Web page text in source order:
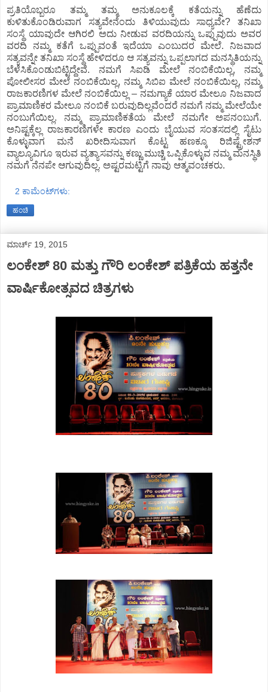
ಪ್ರತಿಯೊಬ್ಬರೂ ತಮ್ಮ ತಮ್ಮ ಅನುಕೂಲಕ್ಕೆ ಕತೆಯನ್ನು ಹೆಣೆದು
ಕುಳಿತುಕೊಂಡಿರುವಾಗ ಸತ್ಯವೇನೆಂದು ತಿಳಿಯುವುದು ಸಾಧ್ಯವೇ? ತನಿಖಾ
ಸಂಸ್ಥೆ ಯಾವುದೇ ಆಗಿರಲಿ ಅದು ನೀಡುವ ವರದಿಯನ್ನು ಒಪ್ಪುವುದು ಅವರ
ವರದಿ ನಮ್ಮ ಕತೆಗೆ ಒಪ್ಪುವಂತೆ ಇದೆಯಾ ಎಂಬುದರ ಮೇಲೆ. ನಿಜವಾದ
ಸತ್ಯವನ್ನೇ ತನಿಖಾ ಸಂಸ್ಥೆ ಹೇಳಿದರೂ ಆ ಸತ್ಯವನ್ನು ಒಪ್ಪಲಾಗದ ಮನಸ್ಥಿತಿಯನ್ನು
ಬೆಳೆಸಿಕೊಂಡುಬಿಟ್ಟಿದ್ದೇವೆ. ನಮಗೆ ಸಿಐಡಿ ಮೇಲೆ ನಂಬಿಕೆಯಿಲ್ಲ, ನಮ್ಮ
ಪೋಲೀಸರ ಮೇಲೆ ನಂಬಿಕೆಯಿಲ್ಲ, ನಮ್ಮ ಸಿಬಿಐ ಮೇಲೆ ನಂಬಿಕೆಯಿಲ್ಲ, ನಮ್ಮ
ರಾಜಕಾರಣಿಗಳ ಮೇಲೆ ನಂಬಿಕೆಯಿಲ್ಲ – ನಮಗ್ಯಾಕೆ ಯಾರ ಮೇಲೂ ನಿಜವಾದ
ಪ್ರಾಮಾಣಿಕರ ಮೇಲೂ ನಂಬಿಕೆ ಬರುವುದಿಲ್ಲವೆಂದರೆ ನಮಗೆ ನಮ್ಮ ಮೇಲೆಯೇ
ನಂಬುಗೆಯಿಲ್ಲ. ನಮ್ಮ ಪ್ರಾಮಾಣಿಕತೆಯ ಮೇಲೆ ನಮಗೇ ಅಪನಂಬುಗೆ.
ಅನಿಷ್ಟಕ್ಕೆಲ್ಲ ರಾಜಕಾರಣಿಗಳೇ ಕಾರಣ ಎಂದು ಬೈಯುವ ಸಂತಸದಲ್ಲಿ ಸೈಟು
ಕೊಳ್ಳುವಾಗ ಮನೆ ಖರೀದಿಸುವಾಗ ಕೊಟ್ಟ ಹಣಕ್ಕೂ ರಿಜಿಷ್ಟ್ರೇಶನ್
ವ್ಯಾಲ್ಯೂವಿಗೂ ಇರುವ ವ್ಯತ್ಯಾಸವನ್ನು ಕಣ್ಣು ಮುಚ್ಚಿ ಒಪ್ಪಿಕೊಳ್ಳುವ ನಮ್ಮ ಮನಸ್ಥಿತಿ
ನಮಗೆ ನೆನಪೇ ಆಗುವುದಿಲ್ಲ. ಅಷ್ಟರಮಟ್ಟಿಗೆ ನಾವು ಆತ್ಮವಂಚಕರು.
2 ಕಾಮೆಂಟ್‌ಗಳು:
ಹಂಚಿ
ಮಾರ್ಚ್ 19, 2015
ಲಂಕೇಶ್ 80 ಮತ್ತು ಗೌರಿ ಲಂಕೇಶ್ ಪತ್ರಿಕೆಯ ಹತ್ತನೇ
ವಾರ್ಷಿಕೋತ್ಸವದ ಚಿತ್ರಗಳು